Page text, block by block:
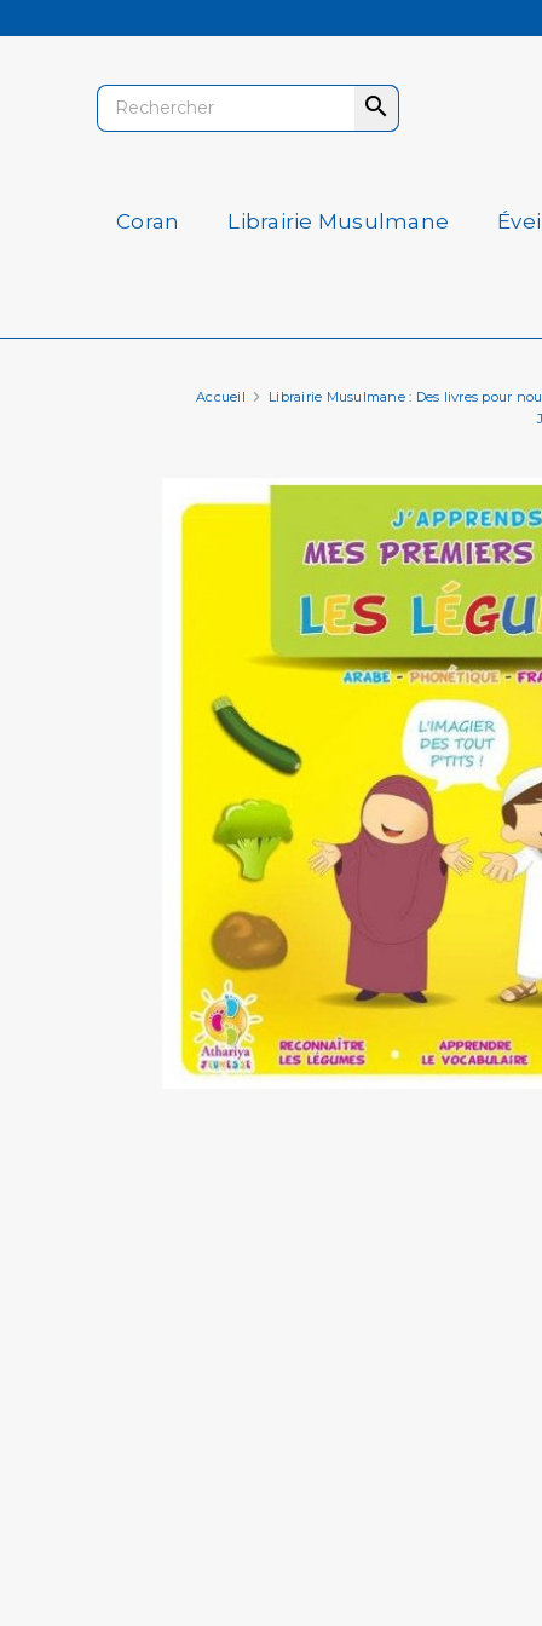

Coran Librairie Musulmane
Accueil Librairie Musulmane : Des livres pour